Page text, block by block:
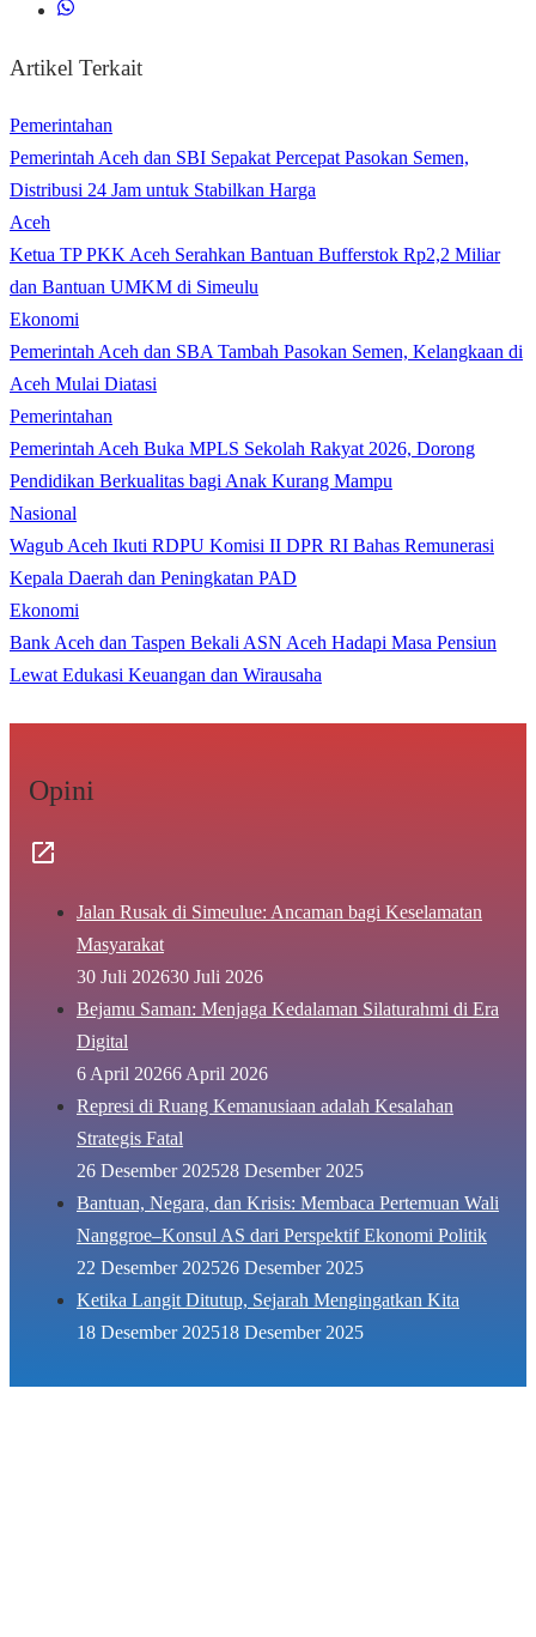
Artikel Terkait
Pemerintahan
Pemerintah Aceh dan SBI Sepakat Percepat Pasokan Semen,
Distribusi 24 Jam untuk Stabilkan Harga
Aceh
Ketua TP PKK Aceh Serahkan Bantuan Bufferstok Rp2,2 Miliar
dan Bantuan UMKM di Simeulu
Ekonomi
Pemerintah Aceh dan SBA Tambah Pasokan Semen, Kelangkaan di
Aceh Mulai Diatasi
Pemerintahan
Pemerintah Aceh Buka MPLS Sekolah Rakyat 2026, Dorong
Pendidikan Berkualitas bagi Anak Kurang Mampu
Nasional
Wagub Aceh Ikuti RDPU Komisi II DPR RI Bahas Remunerasi
Kepala Daerah dan Peningkatan PAD
Ekonomi
Bank Aceh dan Taspen Bekali ASN Aceh Hadapi Masa Pensiun
Lewat Edukasi Keuangan dan Wirausaha
Opini
Jalan Rusak di Simeulue: Ancaman bagi Keselamatan
Masyarakat
30 Juli 202630 Juli 2026
Bejamu Saman: Menjaga Kedalaman Silaturahmi di Era
Digital
6 April 20266 April 2026
Represi di Ruang Kemanusiaan adalah Kesalahan
Strategis Fatal
26 Desember 202528 Desember 2025
Bantuan, Negara, dan Krisis: Membaca Pertemuan Wali
Nanggroe–Konsul AS dari Perspektif Ekonomi Politik
22 Desember 202526 Desember 2025
Ketika Langit Ditutup, Sejarah Mengingatkan Kita
18 Desember 202518 Desember 2025